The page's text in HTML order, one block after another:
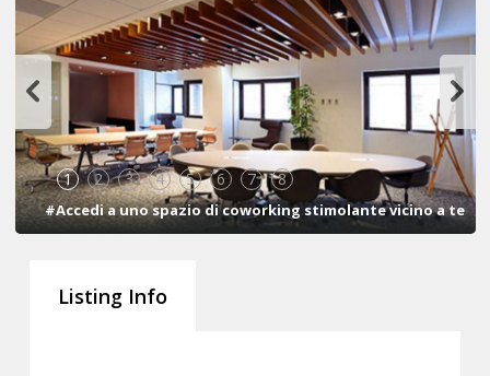
1 2 3 4 5 6 7 8
#Accedi a uno spazio di coworking stimolante vicino a te
Listing Info